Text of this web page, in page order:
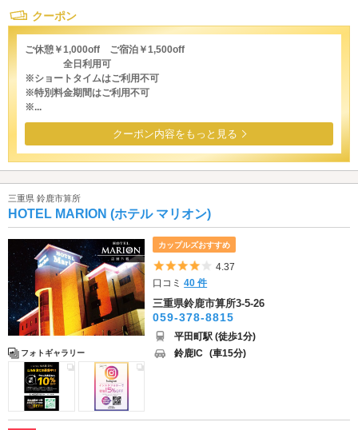
クーポン
ご休憩￥1,000off ご宿泊￥1,500off
全日利用可
※ショートタイムはご利用不可
※特別料金期間はご利用不可
※...
クーポン内容をもっと見る
三重県 鈴鹿市算所
HOTEL MARION (ホテル マリオン)
フォトギャラリー
カップルズおすすめ
5つ星のうち4
4.37
口コミ40 件
三重県鈴鹿市算所3-5-26
059-378-8815
平田町駅 (徒歩1分)
鈴鹿IC (車15分)